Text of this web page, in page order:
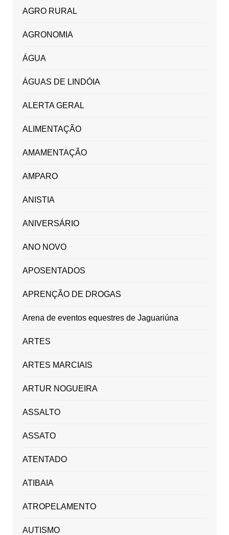
AGRO RURAL
AGRONOMIA
ÁGUA
ÁGUAS DE LINDÓIA
ALERTA GERAL
ALIMENTAÇÃO
AMAMENTAÇÃO
AMPARO
ANISTIA
ANIVERSÁRIO
ANO NOVO
APOSENTADOS
APRENÇÃO DE DROGAS
Arena de eventos equestres de Jaguariúna
ARTES
ARTES MARCIAIS
ARTUR NOGUEIRA
ASSALTO
ASSATO
ATENTADO
ATIBAIA
ATROPELAMENTO
AUTISMO